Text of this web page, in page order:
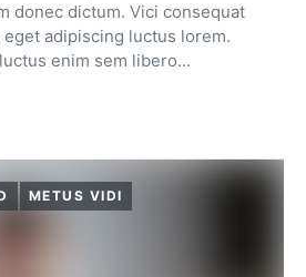
donec dictum. Vici consequat
adipiscing luctus lorem.
enim sem libero…
METUS VIDI